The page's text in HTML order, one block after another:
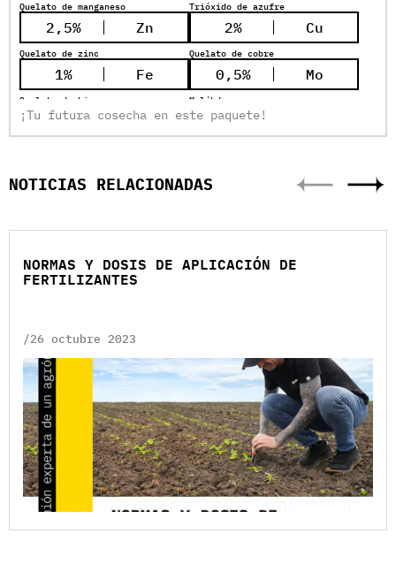
Quelato de manganeso Trióxido de azufre
2,5% Zn
Quelato de zinc
2% Cu
Quelato de cobre
1% Fe
Quelato de hierro
0,5% Mo
Molíbdeno
0,4% B 10,8%
¡Tu futura cosecha en este paquete!
NOTICIAS RELACIONADAS
NORMAS Y DOSIS DE APLICACIÓN DE
FERTILIZANTES
/26 octubre 2023